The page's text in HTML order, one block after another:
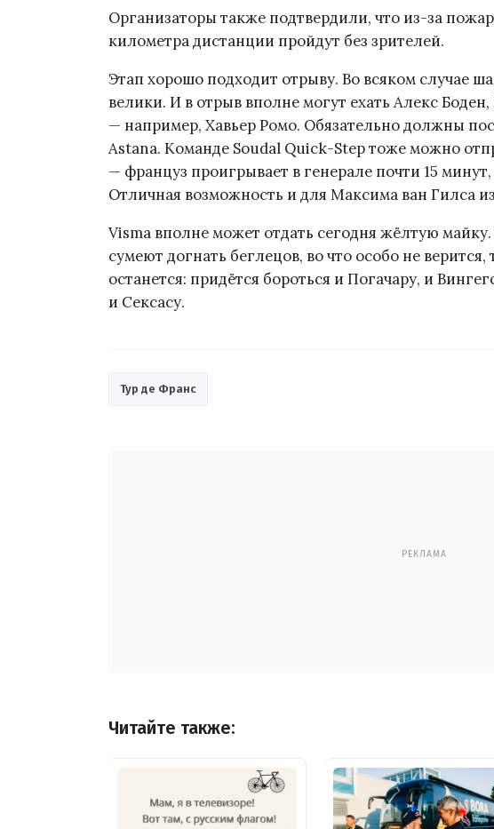
Организаторы также подтвердили, что из-за
километра дистанции пройдут без зрителей.
Этап хорошо подходит отрыву. Во всяком случае
велики. И в отрыв вполне могут ехать Алекс
— например, Хавьер Ромо. Обязательно должны
Astana. Команде Soudal Quick-Step тоже можно
— француз проигрывает в генерале почти 15
Отличная возможность и для Максима ван Гилса
Visma вполне может отдать сегодня жёлтую
сумеют догнать беглецов, во что особо не верится,
останется: придётся бороться и Погачару, и
и Сексасу.
Тур де Франс
РЕКЛАМА
Читайте также: